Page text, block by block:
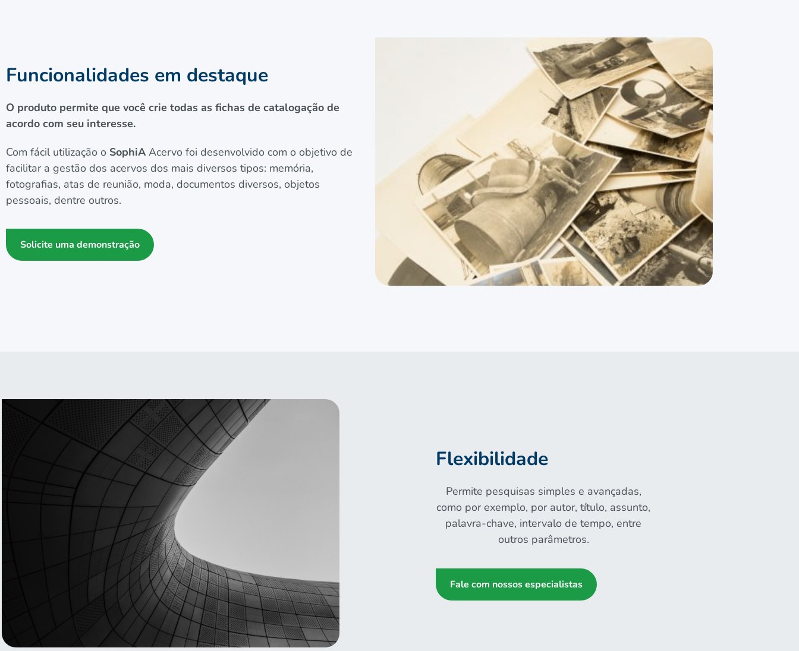
Funcionalidades em destaque
O produto permite que você crie todas as fichas de catalogação de
acordo com seu interesse.
Com fácil utilização o SophiA Acervo foi desenvolvido com o objetivo de
facilitar a gestão dos acervos dos mais diversos tipos: memória,
fotografias, atas de reunião, moda, documentos diversos, objetos
pessoais, dentre outros.
Solicite uma demonstração
Flexibilidade
Permite pesquisas simples e avançadas,
como por exemplo, por autor, título, assunto,
palavra-chave, intervalo de tempo, entre
outros parâmetros.
Fale com nossos especialistas